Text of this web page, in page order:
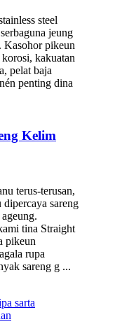
steel
jeung
Kasohor pikeun
kakuatan
pelat baja
penting dina
Kelim
terus-terusan,
sareng
tina Straight
pikeun
rupa
sareng g ...